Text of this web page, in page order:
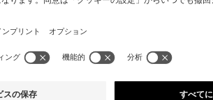
| ミックス＆マッチ